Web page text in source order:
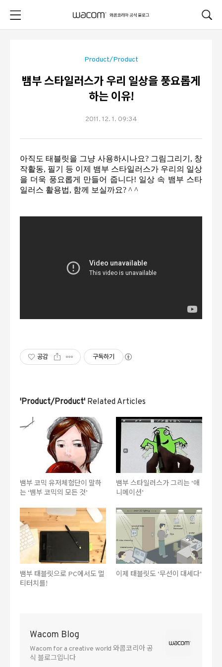
Product/Product
뱀부 스타일러스가 우리 일상을 풍요롭게
하는 이유!
2011. 12. 1. 09:34
아직도 태블릿을 그냥 사용하시나요? 그림그리기, 창
작활동, 필기 등 이제 뱀부 스타일러스가 우리의 일상
을 더욱 풍요롭게 만들어 줍니다! 일상 속 뱀부 스타
일러스 활용법, 함께 보실까요? ^ ^
공감 구독하기
'Product/Product' Related Articles
뱀부 코믹 유저체험단이 말하
는 ‘뱀부 코믹의 모든 것’
뱀부 스타일러스가 그리는 ‘애
니메이션’
뱀부 태블릿으로 PC에서도 멀
티터치를!
이제 태블릿도 ‘무선이 대세다’
Wacom Blog
Wacom for a creative world 와콤코리아 공
식 블로그입니다